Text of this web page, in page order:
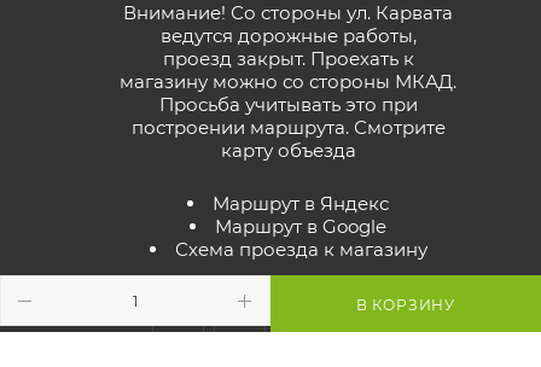
В КОРЗИНУ
Внимание! Со стороны ул. Карвата
ведутся дорожные работы,
проезд закрыт. Проехать к
магазину можно со стороны МКАД.
Просьба учитывать это при
построении маршрута. Смотрите
карту объезда
Маршрут в Яндекс
Маршрут в Google
Схема проезда к магазину